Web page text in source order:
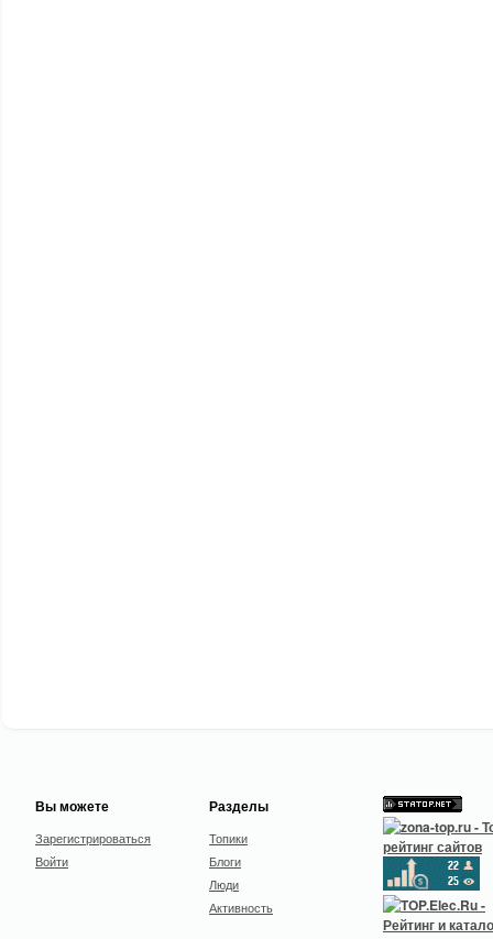
Вы можете
Зарегистрироваться
Войти
Разделы
Топики
Блоги
Люди
Активность